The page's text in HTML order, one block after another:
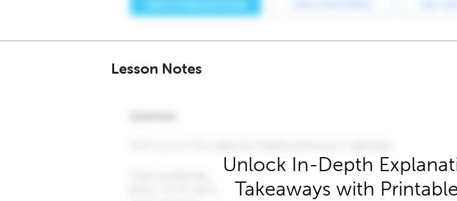
Lesson Notes
Unlock In-Depth
Takeaways with